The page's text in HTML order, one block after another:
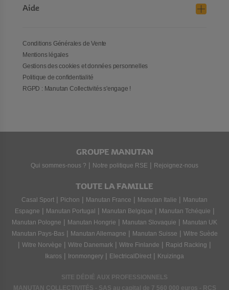
Aide
Conditions Générales de Vente
Mentions légales
Gestions des cookies et données personnelles
Politique de confidentialité
RGPD : Manutan Collectivités s'engage !
GROUPE MANUTAN
Qui sommes-nous ? | Notre politique RSE | Rejoignez-nous
TOUTE LA FAMILLE
Casal Sport | Pichon | Manutan France | Manutan Italie | Manutan
Espagne | Manutan Portugal | Manutan Belgique | Manutan Tchéquie |
Manutan Pologne | Manutan Hongrie | Manutan Slovaquie | Manutan UK
Manutan Pays-Bas | Manutan Allemagne | Manutan Suisse | Witre Suède
| Witre Norvège | Witre Danemark | Witre Finlande | Rapid Racking |
Ikaros | Ironmongery | ElectricalDirect | Kruizinga
SITE DÉDIÉ AUX PROFESSIONNELS
MANUTAN COLLECTIVITÉS - SAS au capital de 7 560 000 euros - RCS